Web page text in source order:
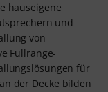
hauseigene
und
von
Fullrange-
für
der Decke bilden